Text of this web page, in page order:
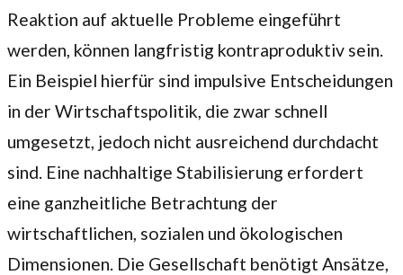
Reaktion auf aktuelle Probleme eingeführt
werden, können langfristig kontraproduktiv sein.
Ein Beispiel hierfür sind impulsive Entscheidungen
in der Wirtschaftspolitik, die zwar schnell
umgesetzt, jedoch nicht ausreichend durchdacht
sind. Eine nachhaltige Stabilisierung erfordert
eine ganzheitliche Betrachtung der
wirtschaftlichen, sozialen und ökologischen
Dimensionen. Die Gesellschaft benötigt Ansätze,